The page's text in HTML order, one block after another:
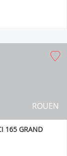
ROUEN
165 GRAND